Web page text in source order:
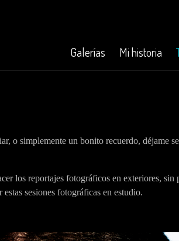
Galerías Mi historia
o simplemente un bonito recuerdo, déjame
los reportajes fotográficos en exteriores,
sesiones fotográficas en estudio.